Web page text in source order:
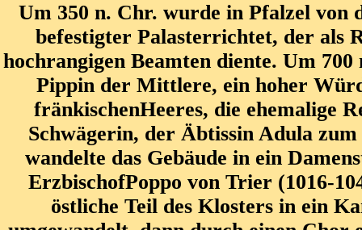
Um 350 n. Chr. wurde in Pfalzel von
befestigter Palasterrichtet, der als
hochrangigen Beamten diente. Um
Pippin der Mittlere, ein hoher
fränkischenHeeres, die ehemalige
Schwägerin, der Äbtissin Adula zum
wandelte das Gebäude in ein
ErzbischofPoppo von Trier (1016-
östliche Teil des Klosters in ein